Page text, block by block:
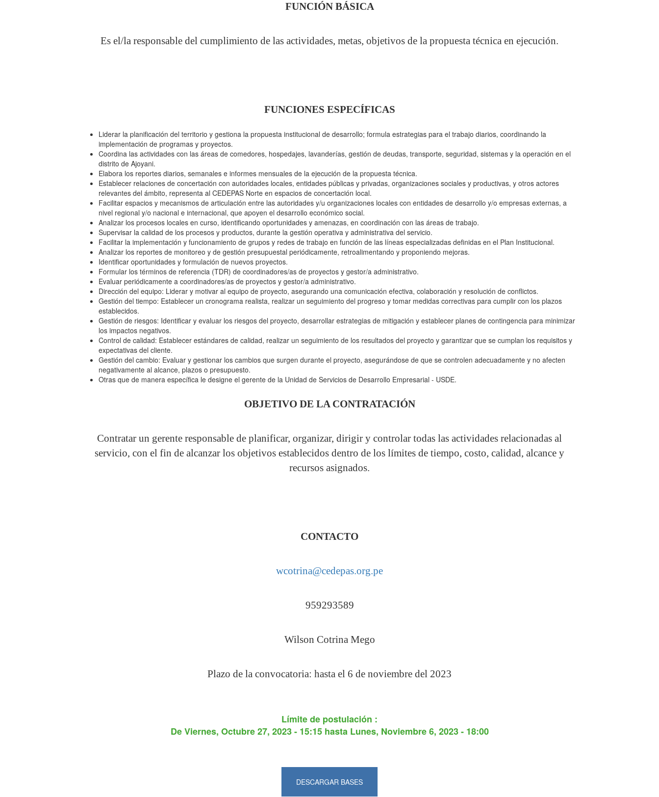
FUNCIÓNBÁSICA
Es el/la responsable del cumplimiento de las actividades, metas, objetivos de la propuesta técnica en ejecución.
FUNCIONES ESPECÍFICAS
Liderar la planificación del territorio y gestiona la propuesta institucional de desarrollo; formula estrategias para el trabajo diarios, coordinando la
implementación de programas y proyectos.
Coordina las actividades con las áreas de comedores, hospedajes, lavanderías, gestión de deudas, transporte, seguridad, sistemas y la operación en el
distrito de Ajoyani.
Elabora los reportes diarios, semanales e informes mensuales de la ejecución de la propuesta técnica.
Establecer relaciones de concertación con autoridades locales, entidades públicas y privadas, organizaciones sociales y productivas, y otros actores
relevantes del ámbito, representa al CEDEPAS Norte en espacios de concertación local.
Facilitar espacios y mecanismos de articulación entre las autoridades y/u organizaciones locales con entidades de desarrollo y/o empresas externas, a
nivel regional y/o nacional e internacional, que apoyen el desarrollo económico social.
Analizar los procesos locales en curso, identificando oportunidades y amenazas, en coordinación con las áreas de trabajo.
Supervisar la calidad de los procesos y productos, durante la gestión operativa y administrativa del servicio.
Facilitar la implementación y funcionamiento de grupos y redes de trabajo en función de las líneas especializadas definidas en el Plan Institucional.
Analizar los reportes de monitoreo y de gestión presupuestal periódicamente, retroalimentando y proponiendo mejoras.
Identificar oportunidades y formulación de nuevos proyectos.
Formular los términos de referencia (TDR) de coordinadores/as de proyectos y gestor/a administrativo.
Evaluar periódicamente a coordinadores/as de proyectos y gestor/a administrativo.
Dirección del equipo: Liderar y motivar al equipo de proyecto, asegurando una comunicación efectiva, colaboración y resolución de conflictos.
Gestión del tiempo: Establecer un cronograma realista, realizar un seguimiento del progreso y tomar medidas correctivas para cumplir con los plazos
establecidos.
Gestión de riesgos: Identificar y evaluar los riesgos del proyecto, desarrollar estrategias de mitigación y establecer planes de contingencia para minimizar
los impactos negativos.
Control de calidad: Establecer estándares de calidad, realizar un seguimiento de los resultados del proyecto y garantizar que se cumplan los requisitos y
expectativas del cliente.
Gestión del cambio: Evaluar y gestionar los cambios que surgen durante el proyecto, asegurándose de que se controlen adecuadamente y no afecten
negativamente al alcance, plazos o presupuesto.
Otras que de manera específica le designe el gerente de la Unidad de Servicios de Desarrollo Empresarial - USDE.
OBJETIVO DE LA CONTRATACIÓN
Contratar un gerente responsable de planificar, organizar, dirigir y controlar todas las actividades relacionadas al
servicio, con el fin de alcanzar los objetivos establecidos dentro de los límites de tiempo, costo, calidad, alcance y
recursos asignados.
CONTACTO
wcotrina@cedepas.org.pe
959293589
Wilson Cotrina Mego
Plazo de la convocatoria: hasta el 6 de noviembre del 2023
Límite de postulación :
DeViernes, Octubre 27, 2023 - 15:15hasta Lunes, Noviembre 6, 2023 - 18:00
DESCARGAR BASES